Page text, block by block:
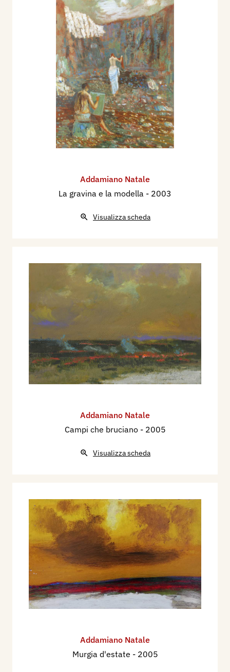
Addamiano Natale
La gravina e la modella - 2003
Visualizza scheda
Addamiano Natale
Campi che bruciano - 2005
Visualizza scheda
Addamiano Natale
Murgia d'estate - 2005